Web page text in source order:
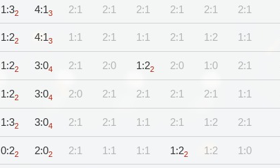
1:32 4:13 2:1 2:1 2:1 2:1 2:1 2:1
1:22 4:13 1:1 2:1 1:1 2:1 1:2 1:1
1:22 3:04 2:1 2:0 1:22 2:0 1:0 2:1
1:22 3:04 2:0 2:1 2:1 2:1 2:1 1:1
1:32 3:04 2:1 2:1 1:1 2:1 1:2 2:1
0:22 2:02 2:1 1:1 1:1 1:22 1:2 1:0